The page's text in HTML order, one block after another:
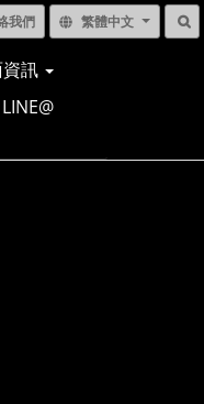
我們 繁體中文
訊
LINE@